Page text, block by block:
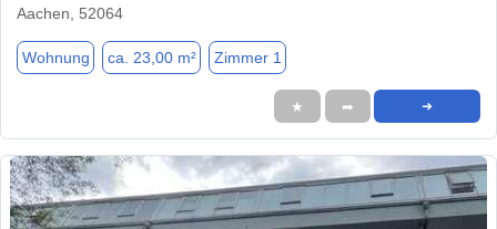
Aachen, 52064
Wohnung ca. 23,00 m² Zimmer 1
★ ➦ ➜